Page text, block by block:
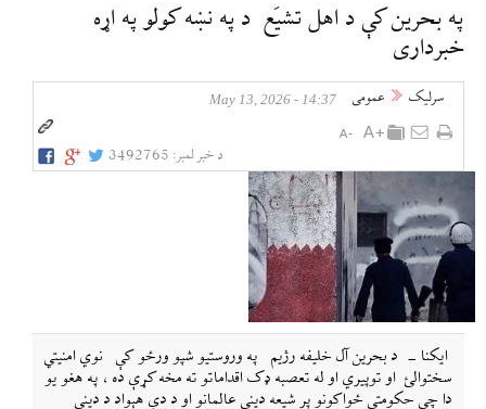
په بحرین کې د اهل تشیَع د په نښه کولو په اړه
خبرداری
سرلیک عمومی 14:37 - May 13, 2026
د خبر لمبر: 3492765
ایکنا - د بحرین آل خلیفه رژيم په وروستیو شپو ورځو کې نوي امنیتي
سختوالئ او توپيري او له تعصبه ډک اقداماتو ته مخه کړې ده ، په هغو یو
دا چې حکومتي ځواکونو پر شیعه دیني عالمانو او د دې هېواد د دیني